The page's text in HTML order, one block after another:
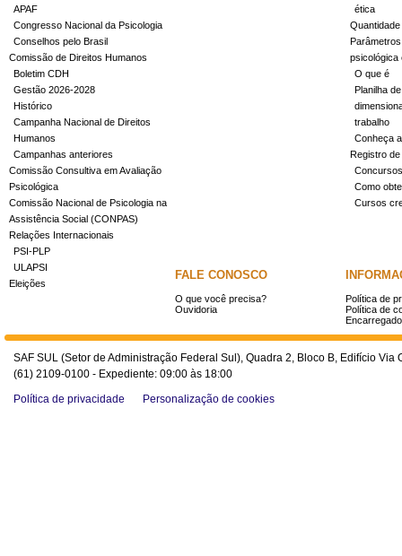
APAF
Congresso Nacional da Psicologia
Conselhos pelo Brasil
Comissão de Direitos Humanos
Boletim CDH
Gestão 2026-2028
Histórico
Campanha Nacional de Direitos
Humanos
Campanhas anteriores
Comissão Consultiva em Avaliação
Psicológica
Comissão Nacional de Psicologia na
Assistência Social (CONPAS)
Relações Internacionais
PSI-PLP
ULAPSI
Eleições
ética
psicológica
O que é
Planilha
trabalho
Conheça
Registro
Concursos
Como
Cursos
FALE CONOSCO
O que você precisa?
Ouvidoria
Política de
Política de
SAF SUL (Setor de Administração Federal Sul), Quadra 2, Bloco B, Edifício
(61) 2109-0100 - Expediente: 09:00 às 18:00
Política de privacidade
Personalização de cookies